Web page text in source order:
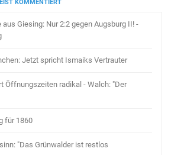
KOMMENTIERT
Giesing: Nur 2:2 gegen Augsburg II! -
Jetzt spricht Ismaiks Vertrauter
Öffnungszeiten radikal - Walch: "Der
für 1860
"Das Grünwalder ist restlos